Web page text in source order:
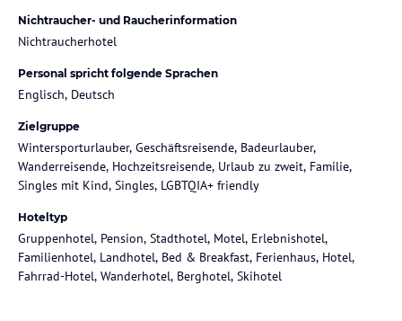
Nichtraucher- und Raucherinformation
Nichtraucherhotel
Personal spricht folgende Sprachen
Englisch, Deutsch
Zielgruppe
Wintersporturlauber, Geschäftsreisende, Badeurlauber,
Wanderreisende, Hochzeitsreisende, Urlaub zu zweit, Familie,
Singles mit Kind, Singles, LGBTQIA+ friendly
Hoteltyp
Gruppenhotel, Pension, Stadthotel, Motel, Erlebnishotel,
Familienhotel, Landhotel, Bed & Breakfast, Ferienhaus, Hotel,
Fahrrad-Hotel, Wanderhotel, Berghotel, Skihotel